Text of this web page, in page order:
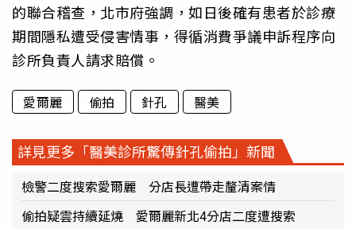
的聯合稽查，北市府強調，如日後確有患者於診療
期間隱私遭受侵害情事，得循消費爭議申訴程序向
診所負責人請求賠償。
愛爾麗 偷拍 針孔 醫美
詳見更多「醫美診所驚傳針孔偷拍」新聞
檢警二度搜索愛爾麗 分店長遭帶走釐清案情
偷拍疑雲持續延燒 愛爾麗新北4分店二度遭搜索